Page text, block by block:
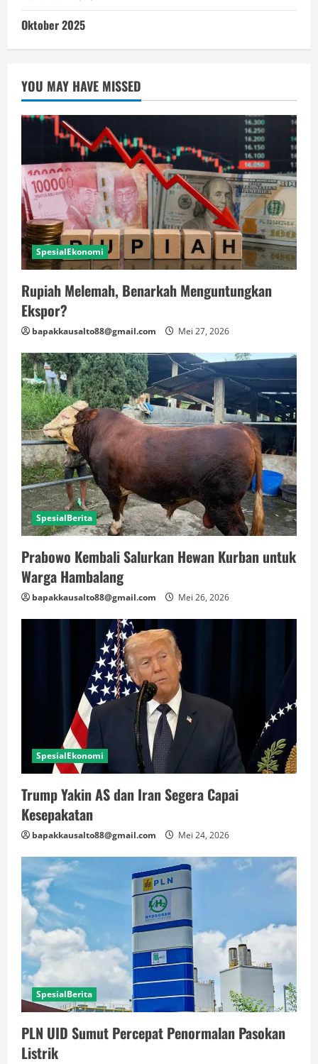
Oktober 2025
YOU MAY HAVE MISSED
SpesialEkonomi
Rupiah Melemah, Benarkah Menguntungkan
Ekspor?
bapakkausalto88@gmail.com Mei 27, 2026
SpesialBerita
Prabowo Kembali Salurkan Hewan Kurban untuk
Warga Hambalang
bapakkausalto88@gmail.com Mei 26, 2026
SpesialEkonomi
Trump Yakin AS dan Iran Segera Capai
Kesepakatan
bapakkausalto88@gmail.com Mei 24, 2026
SpesialBerita
PLN UID Sumut Percepat Penormalan Pasokan
Listrik